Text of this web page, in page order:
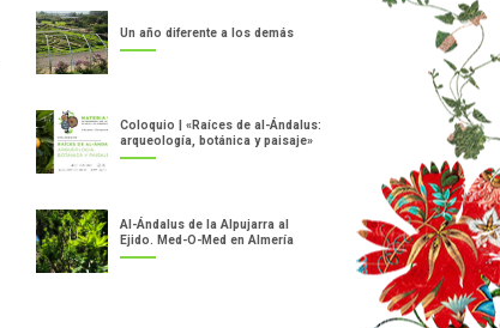
Un año diferente a los demás
Coloquio | «Raíces de al-Ándalus:
arqueología, botánica y paisaje»
Al-Ándalus de la Alpujarra al
Ejido. Med-O-Med en Almería